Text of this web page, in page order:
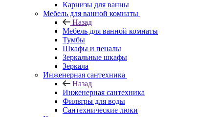
Карнизы для ванны
Мебель для ванной комнаты
Назад
Мебель для ванной комнаты
Тумбы
Шкафы и пеналы
Зеркальные шкафы
Зеркала
Инженерная сантехника
Назад
Инженерная сантехника
Фильтры для воды
Сантехнические люки